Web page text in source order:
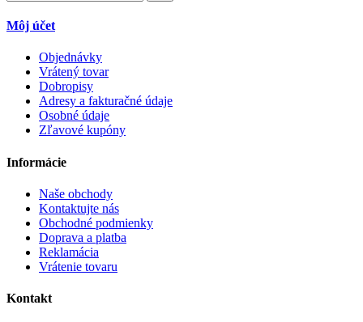
Môj účet
Objednávky
Vrátený tovar
Dobropisy
Adresy a fakturačné údaje
Osobné údaje
Zľavové kupóny
Informácie
Naše obchody
Kontaktujte nás
Obchodné podmienky
Doprava a platba
Reklamácia
Vrátenie tovaru
Kontakt